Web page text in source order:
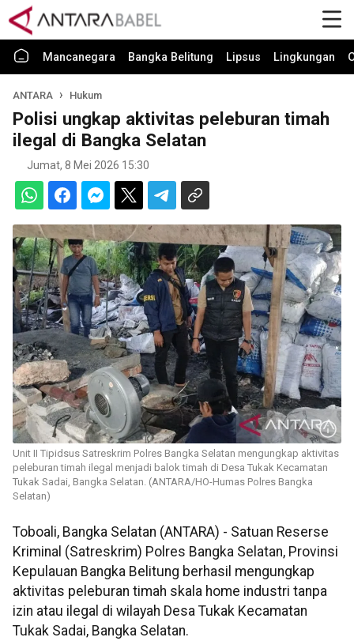
Mancanegara Bangka Belitung Lipsus Lingkungan
ANTARA Hukum
Polisi ungkap aktivitas peleburan timah
ilegal di Bangka Selatan
Jumat, 8 Mei 2026 15:30
Unit II Tipidsus Satreskrim Polres Bangka Selatan mengungkap aktivitas
peleburan timah ilegal menjadi balok timah di Desa Tukak Kecamatan
Tukak Sadai, Bangka Selatan. (ANTARA/HO-Humas Polres Bangka
Selatan)
Toboali, Bangka Selatan (ANTARA) - Satuan Reserse
Kriminal (Satreskrim) Polres Bangka Selatan, Provinsi
Kepulauan Bangka Belitung berhasil mengungkap
aktivitas peleburan timah skala home industri tanpa
izin atau ilegal di wilayah Desa Tukak Kecamatan
Tukak Sadai, Bangka Selatan.